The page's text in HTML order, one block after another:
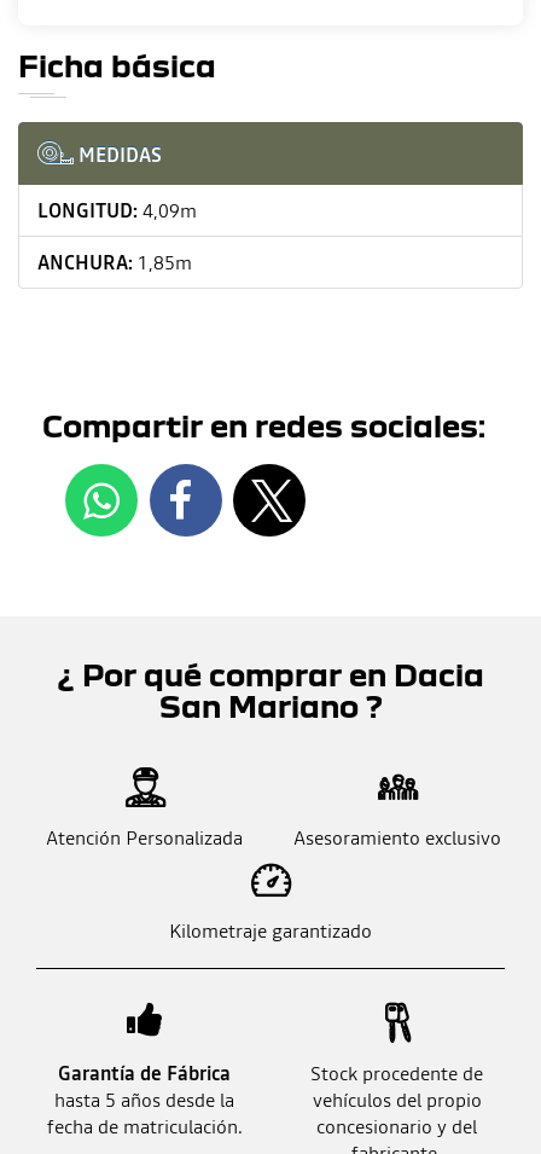
Ficha básica
MEDIDAS
LONGITUD:4,09m
ANCHURA: 1,85m
Compartir en redes sociales:
¿ Por qué comprar en Dacia
San Mariano ?
Atención Personalizada Asesoramiento exclusivo
Kilometraje garantizado
Garantía de Fábrica
hasta 5 años desde la
fecha de matriculación.
Stock procedente de
vehículos del propio
concesionario y del